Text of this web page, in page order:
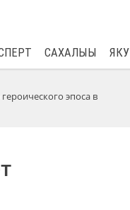
САХАЛЫЫ
эпоса в